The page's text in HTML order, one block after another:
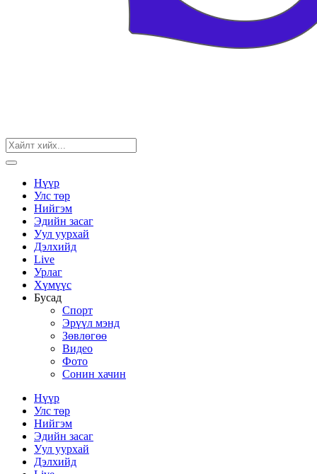
Нүүр
Улс төр
Нийгэм
Эдийн засаг
Уул уурхай
Дэлхийд
Live
Урлаг
Хүмүүс
Бусад
Спорт
Эрүүл мэнд
Зөвлөгөө
Видео
Фото
Сонин хачин
Нүүр
Улс төр
Нийгэм
Эдийн засаг
Уул уурхай
Дэлхийд